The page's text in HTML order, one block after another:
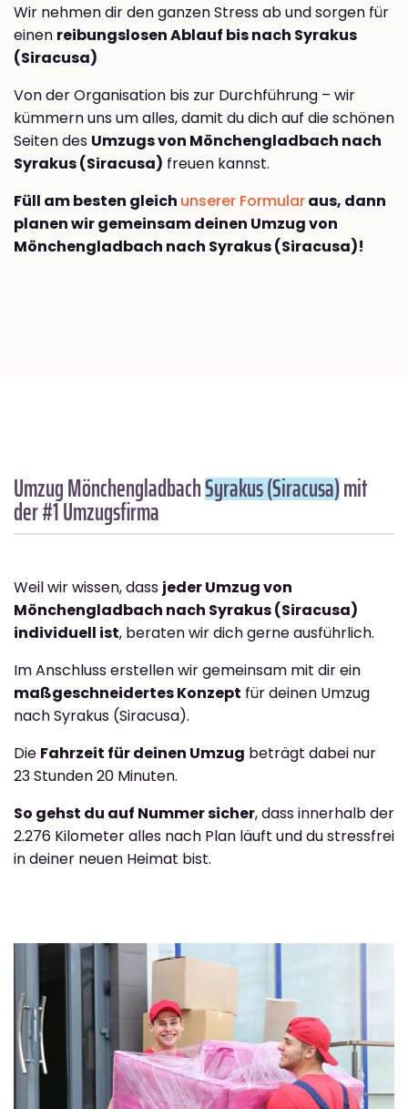
Wir nehmen dir den ganzen Stress ab und sorgen für
einen reibungslosen Ablauf bis nach Syrakus
(Siracusa)
Von der Organisation bis zur Durchführung – wir
kümmern uns um alles, damit du dich auf die schönen
Seiten des Umzugs von Mönchengladbach nach
Syrakus (Siracusa) freuen kannst.
Füll am besten gleich unserer Formularaus, dann
planen wir gemeinsam deinen Umzug von
Mönchengladbach nach Syrakus (Siracusa)!
Umzug MönchengladbachSyrakus (Siracusa)mit
der #1 Umzugsfirma
Weil wir wissen, dass jeder Umzug von
Mönchengladbach nach Syrakus (Siracusa)
individuell ist, beraten wir dich gerne ausführlich.
Im Anschluss erstellen wir gemeinsam mit dir ein
maßgeschneidertes Konzept für deinen Umzug
nach Syrakus (Siracusa).
Die Fahrzeit für deinen Umzug beträgt dabei nur
23 Stunden 20 Minuten.
So gehst du auf Nummer sicher, dass innerhalb der
2.276 Kilometer alles nach Plan läuft und du stressfrei
in deiner neuen Heimat bist.